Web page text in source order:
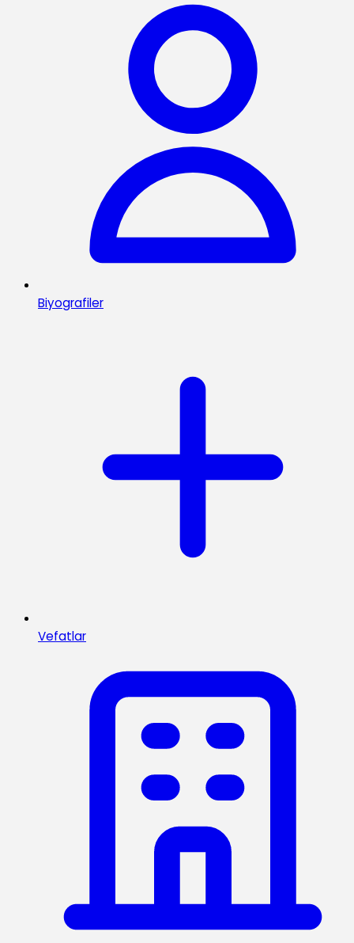
Biyografiler
Vefatlar